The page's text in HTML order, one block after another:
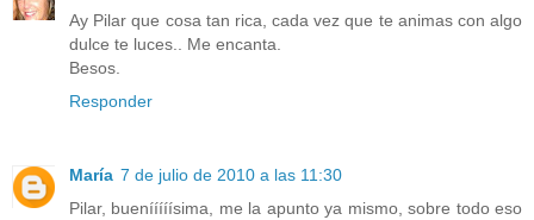
Ay Pilar que cosa tan rica, cada vez que te animas con algo
dulce te luces.. Me encanta.
Besos.
Responder
María 7 de julio de 2010 a las 11:30
Pilar, buenííííísima, me la apunto ya mismo, sobre todo eso